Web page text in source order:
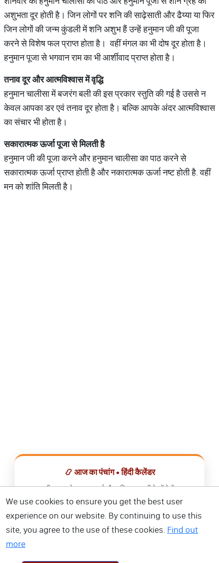
अशुभता दूर होती है। जिन लोगों पर शनि की साढ़ेसाती और ढैय्या या फिर
जिन लोगों की जन्म कुंडली में शनि अशुभ हैं उन्हें हनुमान जी की पूजा
करने से विशेष फल प्राप्त होता है। वहीं मंगल का भी दोष दूर होता है।
हनुमान पूजा से भगवान राम का भी आर्शीवाद प्राप्त होता है।
तनावदूरऔरआत्मविश्वासमेंवृद्धि
हनुमान चालीसा में बजरंग बली की इस प्रकार स्तुति की गई है उससे न
केवल आपका डर एवं तनाव दूर होता है। बल्कि आपके अंदर आत्मविश्वास
का संचार भी होता है।
सकारात्मकऊर्जापूजासेमिलतीहै
हनुमान जी की पूजा करने और हनुमान चालीसा का पाठ करने से
सकारात्मक ऊर्जा प्राप्त होती है और नकारात्मक ऊर्जा नष्ट होती है. वहीं
मन को शांति मिलती है।
📿 आज का पंचांग • हिंदी कैलेंडर
सभी व्रत, त्योहार, शुभ मुहूर्त और राशिफल एक ही ऐप में देखें।
📅 हिंदी कैलेंडर ऐप डाउनलोड करें
We use cookies to ensure you get the best user
experience on our website. By continuing to use this
site, you agree to the use of these cookies. Find out
more